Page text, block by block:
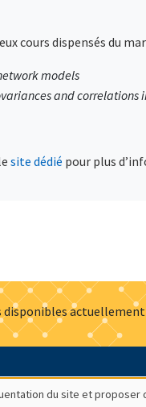
cours dispensés du
models
and correlations
site dédié pour plus
disponibles
Presse Mentions
du site et proposer